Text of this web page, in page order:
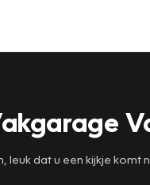
dat u een kijkje komt